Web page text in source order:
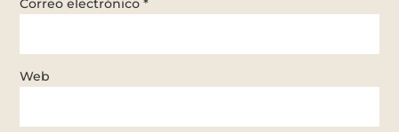
Correo electrónico*
Web